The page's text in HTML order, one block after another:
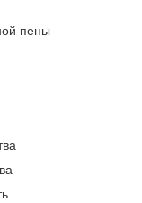
пены